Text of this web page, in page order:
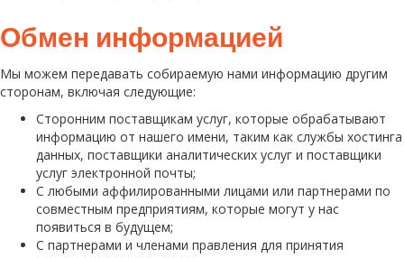
Обмен информацией
Мы можем передавать собираемую нами информацию другим
сторонам, включая следующие:
Сторонним поставщикам услуг, которые обрабатывают
информацию от нашего имени, таким как службы хостинга
данных, поставщики аналитических услуг и поставщики
услуг электронной почты;
С любыми аффилированными лицами или партнерами по
совместным предприятиям, которые могут у нас
появиться в будущем;
С партнерами и членами правления для принятия